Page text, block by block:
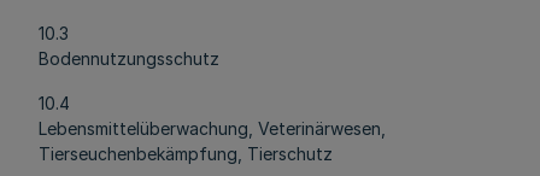
10.3
Bodennutzungsschutz
10.4
Lebensmittelüberwachung, Veterinärwesen,
Tierseuchenbekämpfung, Tierschutz